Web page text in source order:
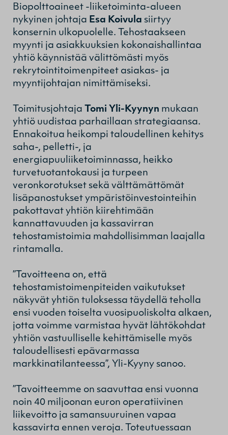
Biopolttoaineet -liiketoiminta-alueen
nykyinen johtaja Esa Koivula siirtyy
konsernin ulkopuolelle. Tehostaakseen
myynti ja asiakkuuksien kokonaishallintaa
yhtiö käynnistää välittömästi myös
rekrytointitoimenpiteet asiakas- ja
myyntijohtajan nimittämiseksi.
Toimitusjohtaja Tomi Yli-Kyynyn mukaan
yhtiö uudistaa parhaillaan strategiaansa.
Ennakoitua heikompi taloudellinen kehitys
saha-, pelletti-, ja
energiapuuliiketoiminnassa, heikko
turvetuotantokausi ja turpeen
veronkorotukset sekä välttämättömät
lisäpanostukset ympäristöinvestointeihin
pakottavat yhtiön kiirehtimään
kannattavuuden ja kassavirran
tehostamistoimia mahdollisimman laajalla
rintamalla.
”Tavoitteena on, että
tehostamistoimenpiteiden vaikutukset
näkyvät yhtiön tuloksessa täydellä teholla
ensi vuoden toiselta vuosipuoliskolta alkaen,
jotta voimme varmistaa hyvät lähtökohdat
yhtiön vastuulliselle kehittämiselle myös
taloudellisesti epävarmassa
markkinatilanteessa”, Yli-Kyyny sanoo.
”Tavoitteemme on saavuttaa ensi vuonna
noin 40 miljoonan euron operatiivinen
liikevoitto ja samansuuruinen vapaa
kassavirta ennen veroja. Toteutuessaan